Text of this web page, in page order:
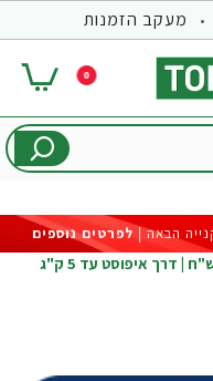
מעקב הזמנות
0
לפרטים נוספים